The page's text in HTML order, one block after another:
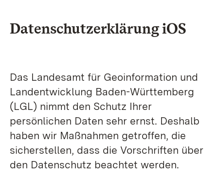
Datenschutzerklärung iOS
Das Landesamt für Geoinformation und
Landentwicklung Baden-Württemberg
(LGL) nimmt den Schutz Ihrer
persönlichen Daten sehr ernst. Deshalb
haben wir Maßnahmen getroffen, die
sicherstellen, dass die Vorschriften über
den Datenschutz beachtet werden.